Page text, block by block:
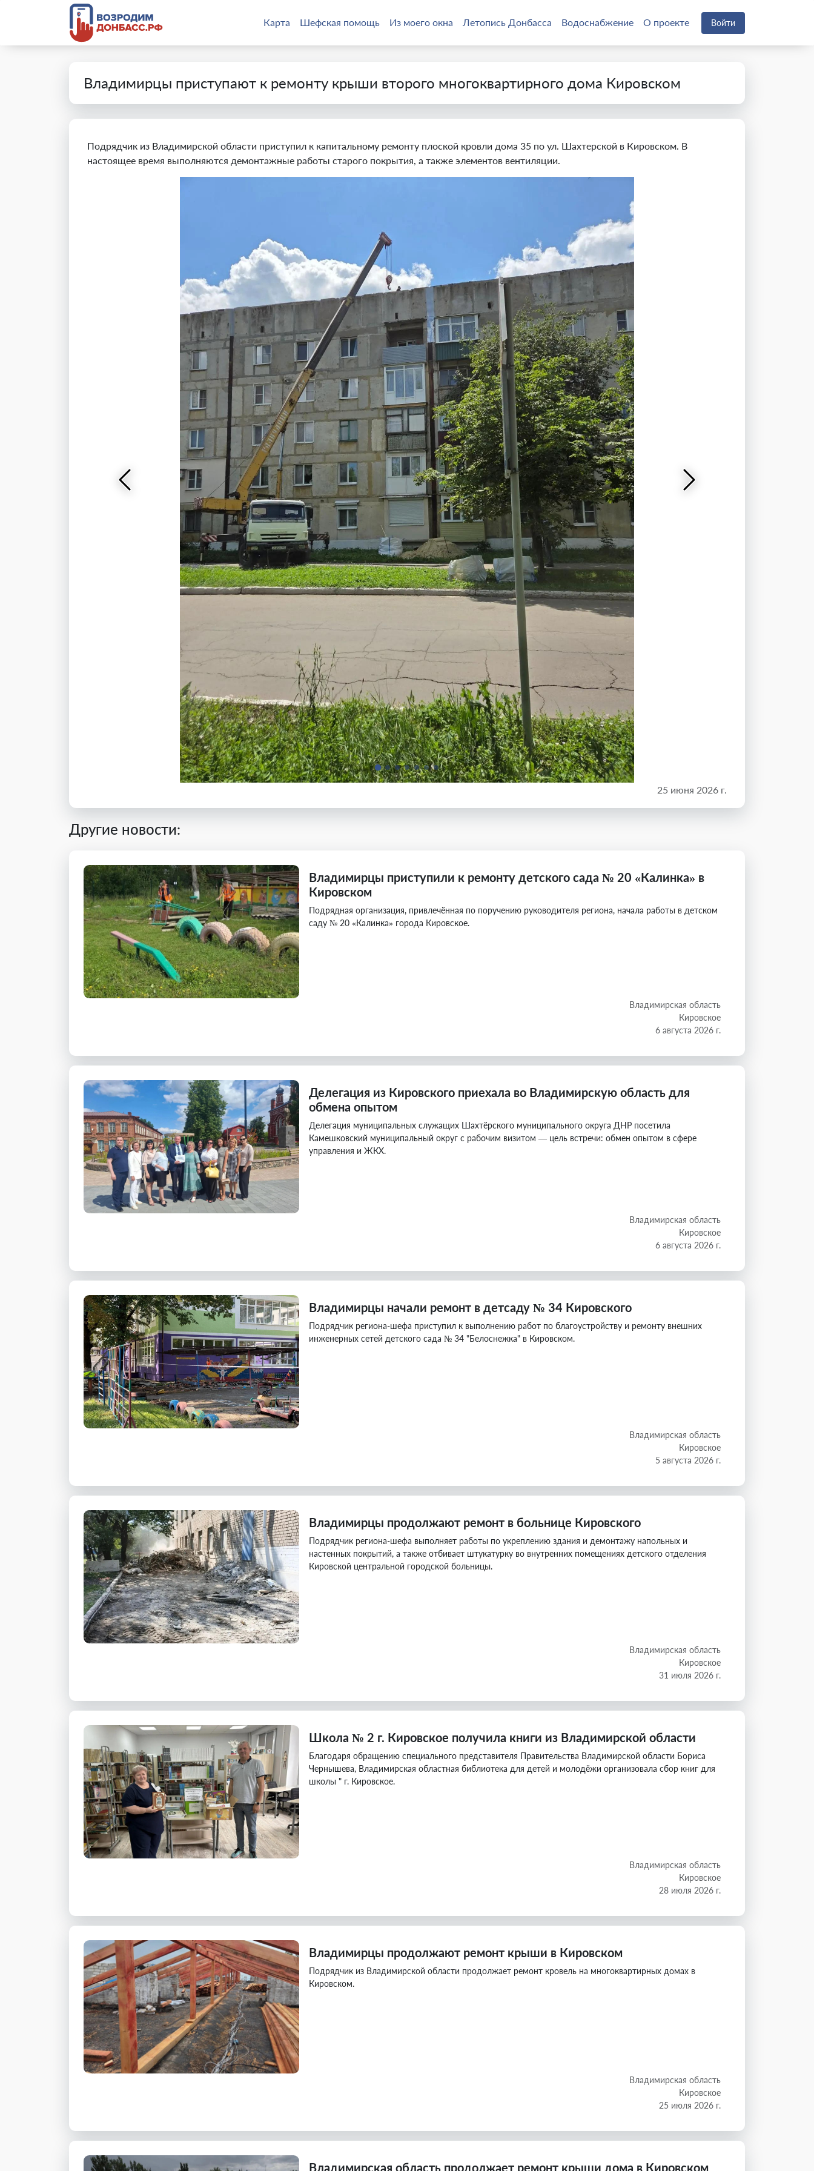
Карта Шефская помощь Из моего окна Летопись Донбасса Водоснабжение О проекте Войти
Владимирцы приступают к ремонту крыши второго многоквартирного дома Кировском
Подрядчик из Владимирской области приступил к капитальному ремонту плоской кровли дома 35 по ул. Шахтерской в Кировском. В
настоящее время выполняются демонтажные работы старого покрытия, а также элементов вентиляции.
25 июня 2026 г.
Другие новости:
Владимирцы приступили к ремонту детского сада № 20 «Калинка» в
Кировском
Подрядная организация, привлечённая по поручению руководителя региона, начала работы в детском
саду № 20 «Калинка» города Кировское.
Владимирская область
Кировское
6 августа 2026 г.
Делегация из Кировского приехала во Владимирскую область для
обмена опытом
Делегация муниципальных служащих Шахтёрского муниципального округа ДНР посетила
Камешковский муниципальный округ с рабочим визитом — цель встречи: обмен опытом в сфере
управления и ЖКХ.
Владимирская область
Кировское
6 августа 2026 г.
Владимирцы начали ремонт в детсаду № 34 Кировского
Подрядчик региона-шефа приступил к выполнению работ по благоустройству и ремонту внешних
инженерных сетей детского сада № 34 "Белоснежка" в Кировском.
Владимирская область
Кировское
5 августа 2026 г.
Владимирцы продолжают ремонт в больнице Кировского
Подрядчик региона-шефа выполняет работы по укреплению здания и демонтажу напольных и
настенных покрытий, а также отбивает штукатурку во внутренних помещениях детского отделения
Кировской центральной городской больницы.
Владимирская область
Кировское
31 июля 2026 г.
Школа № 2 г. Кировское получила книги из Владимирской области
Благодаря обращению специального представителя Правительства Владимирской области Бориса
Чернышева, Владимирская областная библиотека для детей и молодёжи организовала сбор книг для
школы " г. Кировское.
Владимирская область
Кировское
28 июля 2026 г.
Владимирцы продолжают ремонт крыши в Кировском
Подрядчик из Владимирской области продолжает ремонт кровель на многоквартирных домах в
Кировском.
Владимирская область
Кировское
25 июля 2026 г.
Владимирская область продолжает ремонт крыши дома в Кировском